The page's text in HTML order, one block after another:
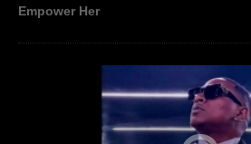
Empower Her